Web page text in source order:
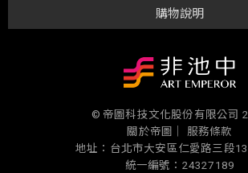
購物說明
© 帝圖科技文化股份有限公司
關於帝圖｜
服務條款
地址：台北市大安區仁愛路三段
統一編號：24327189